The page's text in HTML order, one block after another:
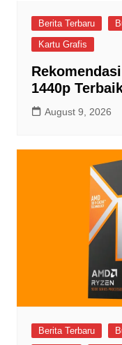
Berita Terbaru
Kartu Grafis
1440p
August 9, 2026
Berita Terbaru